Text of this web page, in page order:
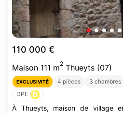
110 000 €
Maison 111 m2 Thueyts (07)
EXCLUSIVITÉ 4 pièces 3 chambres
DPE : D
À Thueyts, maison de village